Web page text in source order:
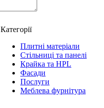
Категорії
Плитні матеріали
Стільниці та панелі
Крайка та HPL
Фасади
Послуги
Меблева фурнітура